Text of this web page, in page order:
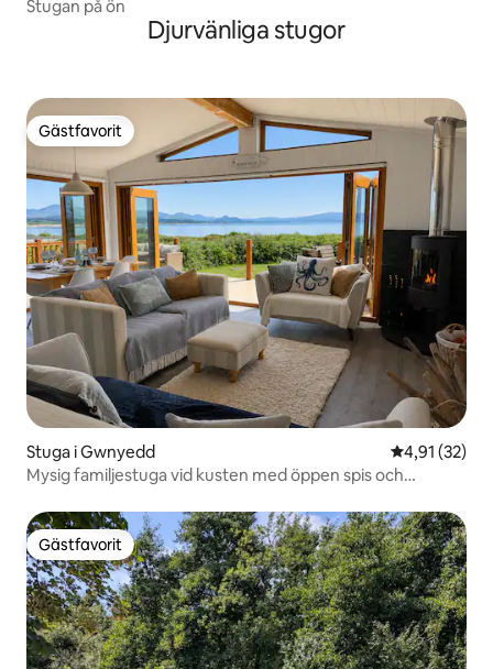
Stugan på ön
Djurvänliga stugor
Gästfavorit
Gästfavorit
Stuga i Gwnyedd 4,91 av 5 i
4,91 (32)
Mysig familjestuga vid kusten med öppen spis och
Gästfavorit
Gästfavorit